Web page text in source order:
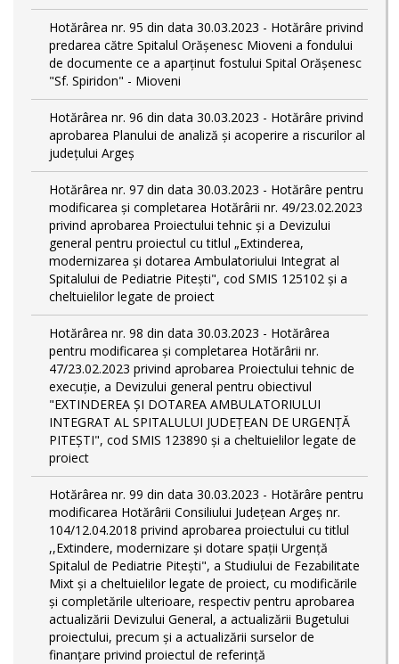
Hotărârea nr. 95 din data 30.03.2023 - Hotărâre privind
predarea către Spitalul Orășenesc Mioveni a fondului
de documente ce a aparținut fostului Spital Orășenesc
"Sf. Spiridon" - Mioveni
Hotărârea nr. 96 din data 30.03.2023 - Hotărâre privind
aprobarea Planului de analiză și acoperire a riscurilor al
județului Argeș
Hotărârea nr. 97 din data 30.03.2023 - Hotărâre pentru
modificarea și completarea Hotărârii nr. 49/23.02.2023
privind aprobarea Proiectului tehnic și a Devizului
general pentru proiectul cu titlul „Extinderea,
modernizarea și dotarea Ambulatoriului Integrat al
Spitalului de Pediatrie Pitești", cod SMIS 125102 și a
cheltuielilor legate de proiect
Hotărârea nr. 98 din data 30.03.2023 - Hotărârea
pentru modificarea și completarea Hotărârii nr.
47/23.02.2023 privind aprobarea Proiectului tehnic de
execuție, a Devizului general pentru obiectivul
"EXTINDEREA ȘI DOTAREA AMBULATORIULUI
INTEGRAT AL SPITALULUI JUDEȚEAN DE URGENȚĂ
PITEȘTI", cod SMIS 123890 și a cheltuielilor legate de
proiect
Hotărârea nr. 99 din data 30.03.2023 - Hotărâre pentru
modificarea Hotărârii Consiliului Județean Argeș nr.
104/12.04.2018 privind aprobarea proiectului cu titlul
,,Extindere, modernizare și dotare spații Urgență
Spitalul de Pediatrie Pitești", a Studiului de Fezabilitate
Mixt și a cheltuielilor legate de proiect, cu modificările
și completările ulterioare, respectiv pentru aprobarea
actualizării Devizului General, a actualizării Bugetului
proiectului, precum și a actualizării surselor de
finanțare privind proiectul de referință